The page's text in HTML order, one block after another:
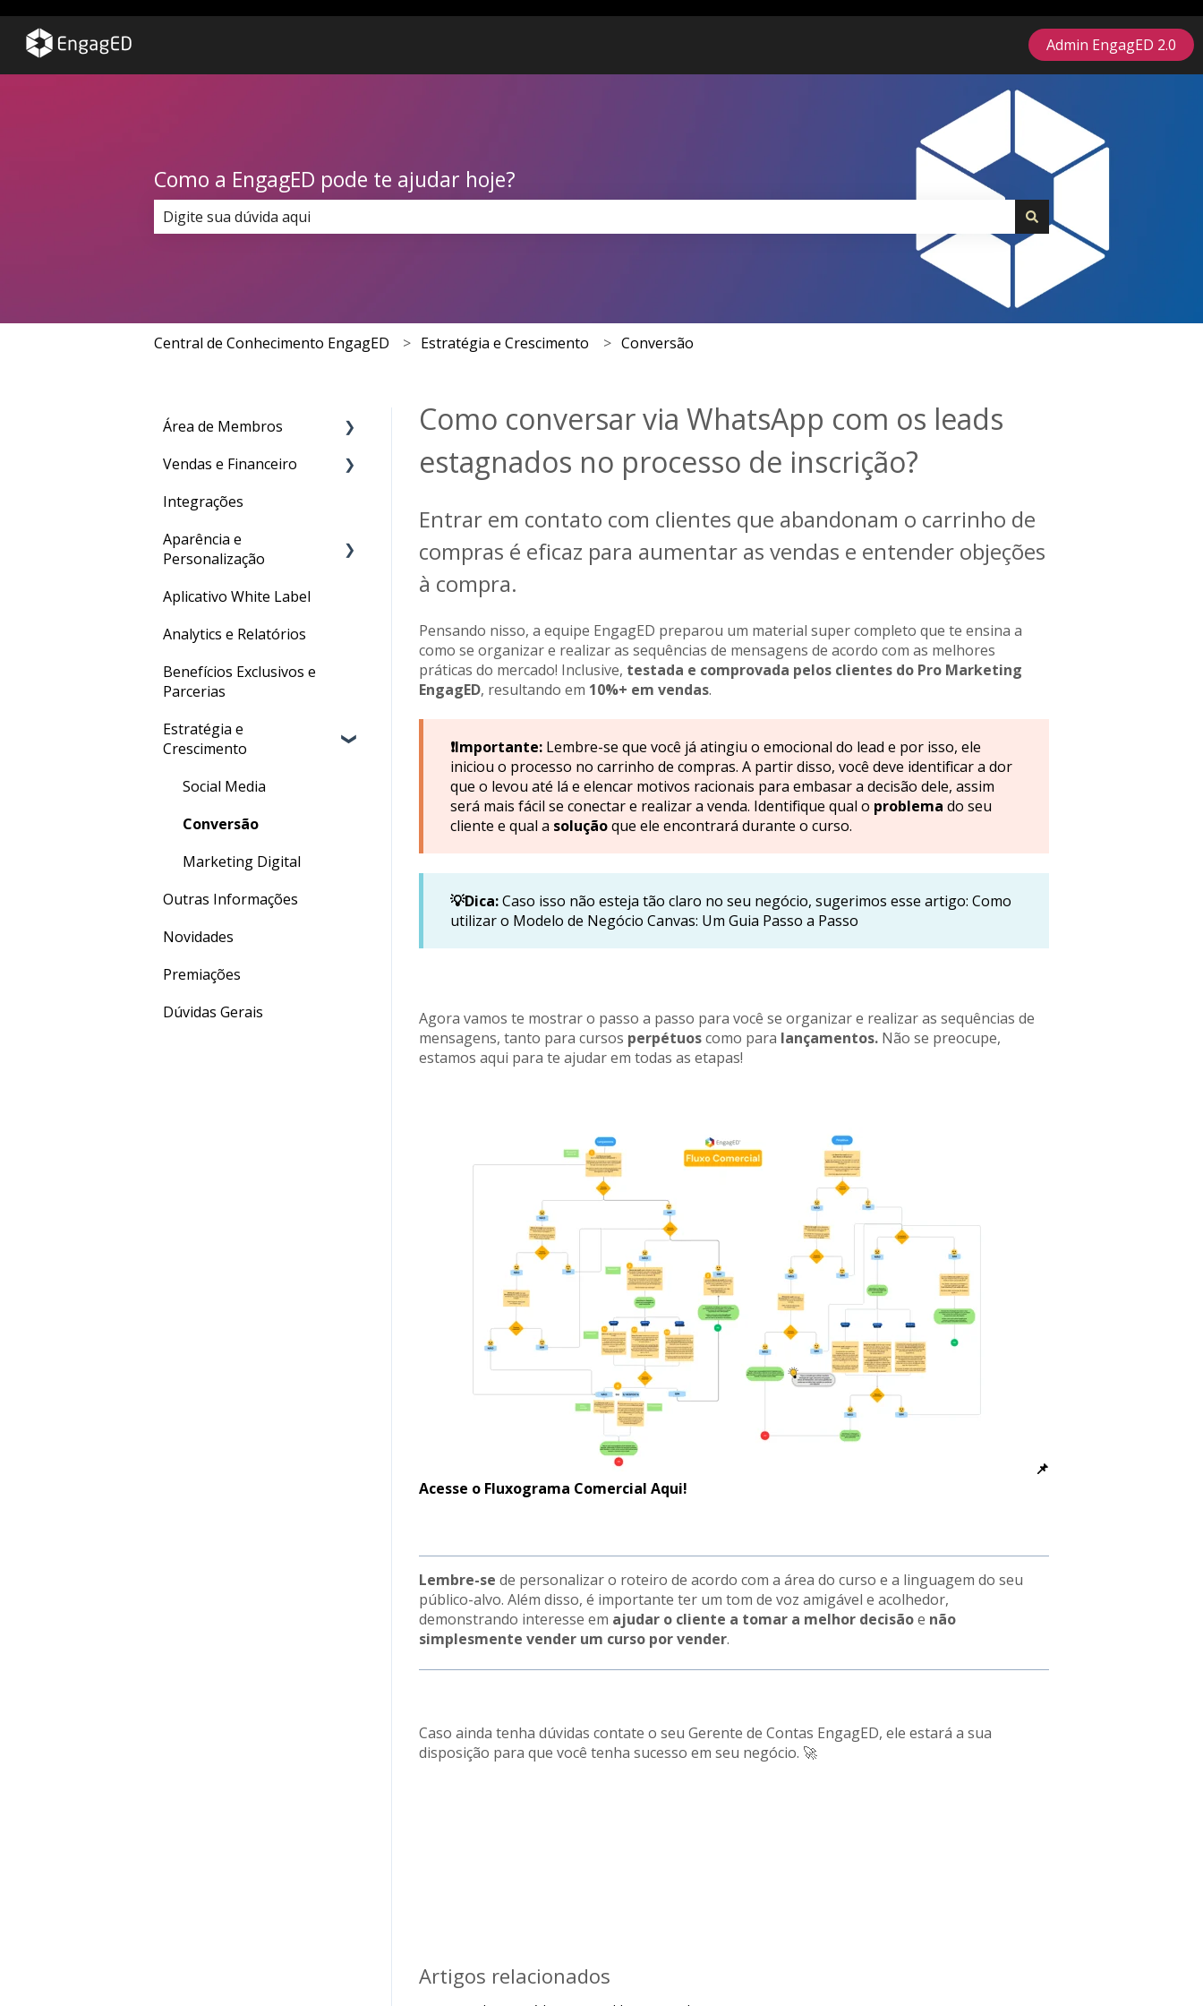
Admin EngagED 2.0
Como a EngagED pode te ajudar hoje?
Central de Conhecimento EngagED Estratégia e Crescimento Conversão
Como conversar via WhatsApp com os leads
estagnados no processo de inscrição?
Entrar em contato com clientes que abandonam o carrinho de
compras é eficaz para aumentar as vendas e entender objeções
à compra.
Pensando nisso, a equipe EngagED preparou um material super completo que te ensina a
como se organizar e realizar as sequências de mensagens de acordo com as melhores
práticas do mercado! Inclusive, testada e comprovada pelos clientes do Pro Marketing
EngagED, resultando em 10%+ em vendas.
❗Importante:Lembre-se que você já atingiu o emocional do lead e por isso, ele
iniciou o processo no carrinho de compras. A partir disso, você deve identificar a dor
que o levou até lá e elencar motivos racionais para embasar a decisão dele, assim
será mais fácil se conectar e realizar a venda. Identifique qual o problema do seu
cliente e qual a soluçãoque ele encontrará durante o curso.
💡Dica:Caso isso não esteja tão claro no seu negócio, sugerimos esse artigo: Como
utilizar o Modelo de Negócio Canvas: Um Guia Passo a Passo
Agora vamos te mostrar o passo a passo para você se organizar e realizar as sequências de
mensagens, tanto para cursos perpétuoscomo para lançamentos.Não se preocupe,
estamos aqui para te ajudar em todas as etapas!
📌
Acesse o Fluxograma Comercial Aqui!
Lembre-se de personalizar o roteiro de acordo com a área do curso e a linguagem do seu
público-alvo. Além disso, é importante ter um tom de voz amigável e acolhedor,
demonstrando interesse em ajudar o cliente a tomar a melhor decisãoe não
simplesmente vender um curso por vender.
Caso ainda tenha dúvidas contate o seu Gerente de Contas EngagED, ele estará a sua
disposição para que você tenha sucesso em seu negócio. 🚀
Artigos relacionados
Área de Membros
Criação de conteúdo
Certificado
Gestão de usuários
Vendas e Financeiro
Checkout
Recebedores e
Movimentações
✦ Inteligência Artificial
Integrações
Aparência e
Personalização
URL Personalizada
Personalizações Gerais
Aplicativo White Label
Analytics e Relatórios
Benefícios Exclusivos e
Parcerias
Estratégia e
Crescimento
Social Media
Conversão
Marketing Digital
Outras Informações
Novidades
Premiações
Dúvidas Gerais